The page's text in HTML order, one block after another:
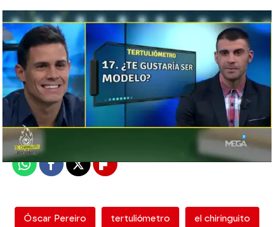
mega
Madrid
Publicado:
WhatsappFacebook
X Flipboard
Óscar Pereiro tertuliómetro el chiringuito